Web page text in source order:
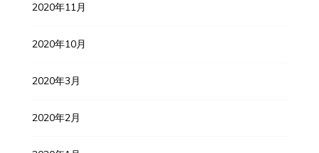
2020年11月
2020年10月
2020年3月
2020年2月